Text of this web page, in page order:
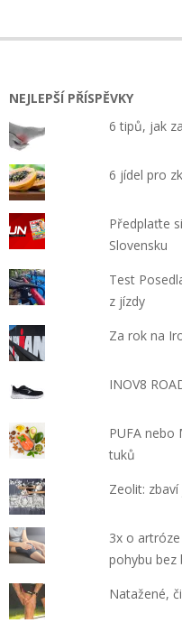
NEJLEPŠÍ PŘÍSPĚVKY
6 tipů, jak
6 jídel pro
Předplaťte
Slovensku
Test
z jízdy
Za rok na
INOV8
PUFA nebo
tuků
Zeolit:
3x o
pohybu bez
Natažené,